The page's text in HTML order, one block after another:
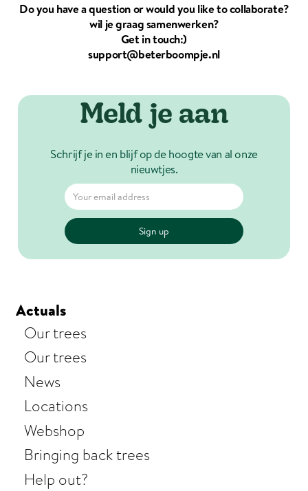
Do you have a question or would you like to collaborate?
wil je graag samenwerken?
Get in touch:)
support@beterboompje.nl
Meld je aan
Schrijf je in en blijf op de hoogte van al onze
nieuwtjes.
Actuals
Our trees
Our trees
News
Locations
Webshop
Bringing back trees
Help out?